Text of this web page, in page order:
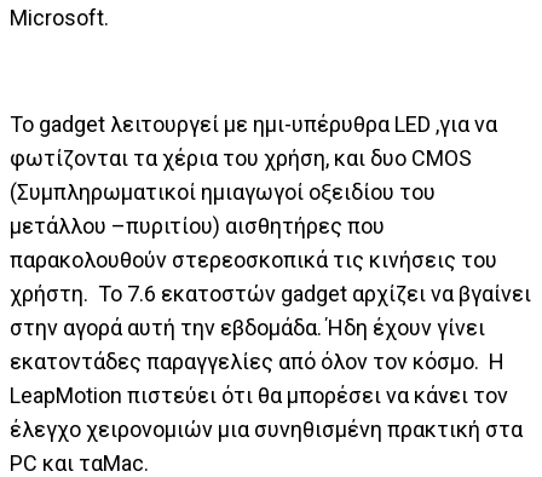
Microsoft.
Το gadget λειτουργεί με ημι-υπέρυθρα LED ,για να
φωτίζονται τα χέρια του χρήση, και δυο CMOS
(Συμπληρωματικοί ημιαγωγοί οξειδίου του
μετάλλου –πυριτίου) αισθητήρες που
παρακολουθούν στερεοσκοπικά τις κινήσεις του
χρήστη. Το 7.6 εκατοστών gadget αρχίζει να βγαίνει
στην αγορά αυτή την εβδομάδα. Ήδη έχουν γίνει
εκατοντάδες παραγγελίες από όλον τον κόσμο. Η
LeapMotion πιστεύει ότι θα μπορέσει να κάνει τον
έλεγχο χειρονομιών μια συνηθισμένη πρακτική στα
PC και ταMac.